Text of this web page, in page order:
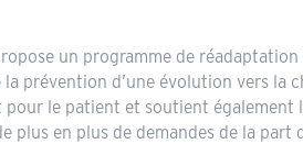
un programme de
prévention d’une évolution vers
le patient et soutient
plus en plus de demandes de la